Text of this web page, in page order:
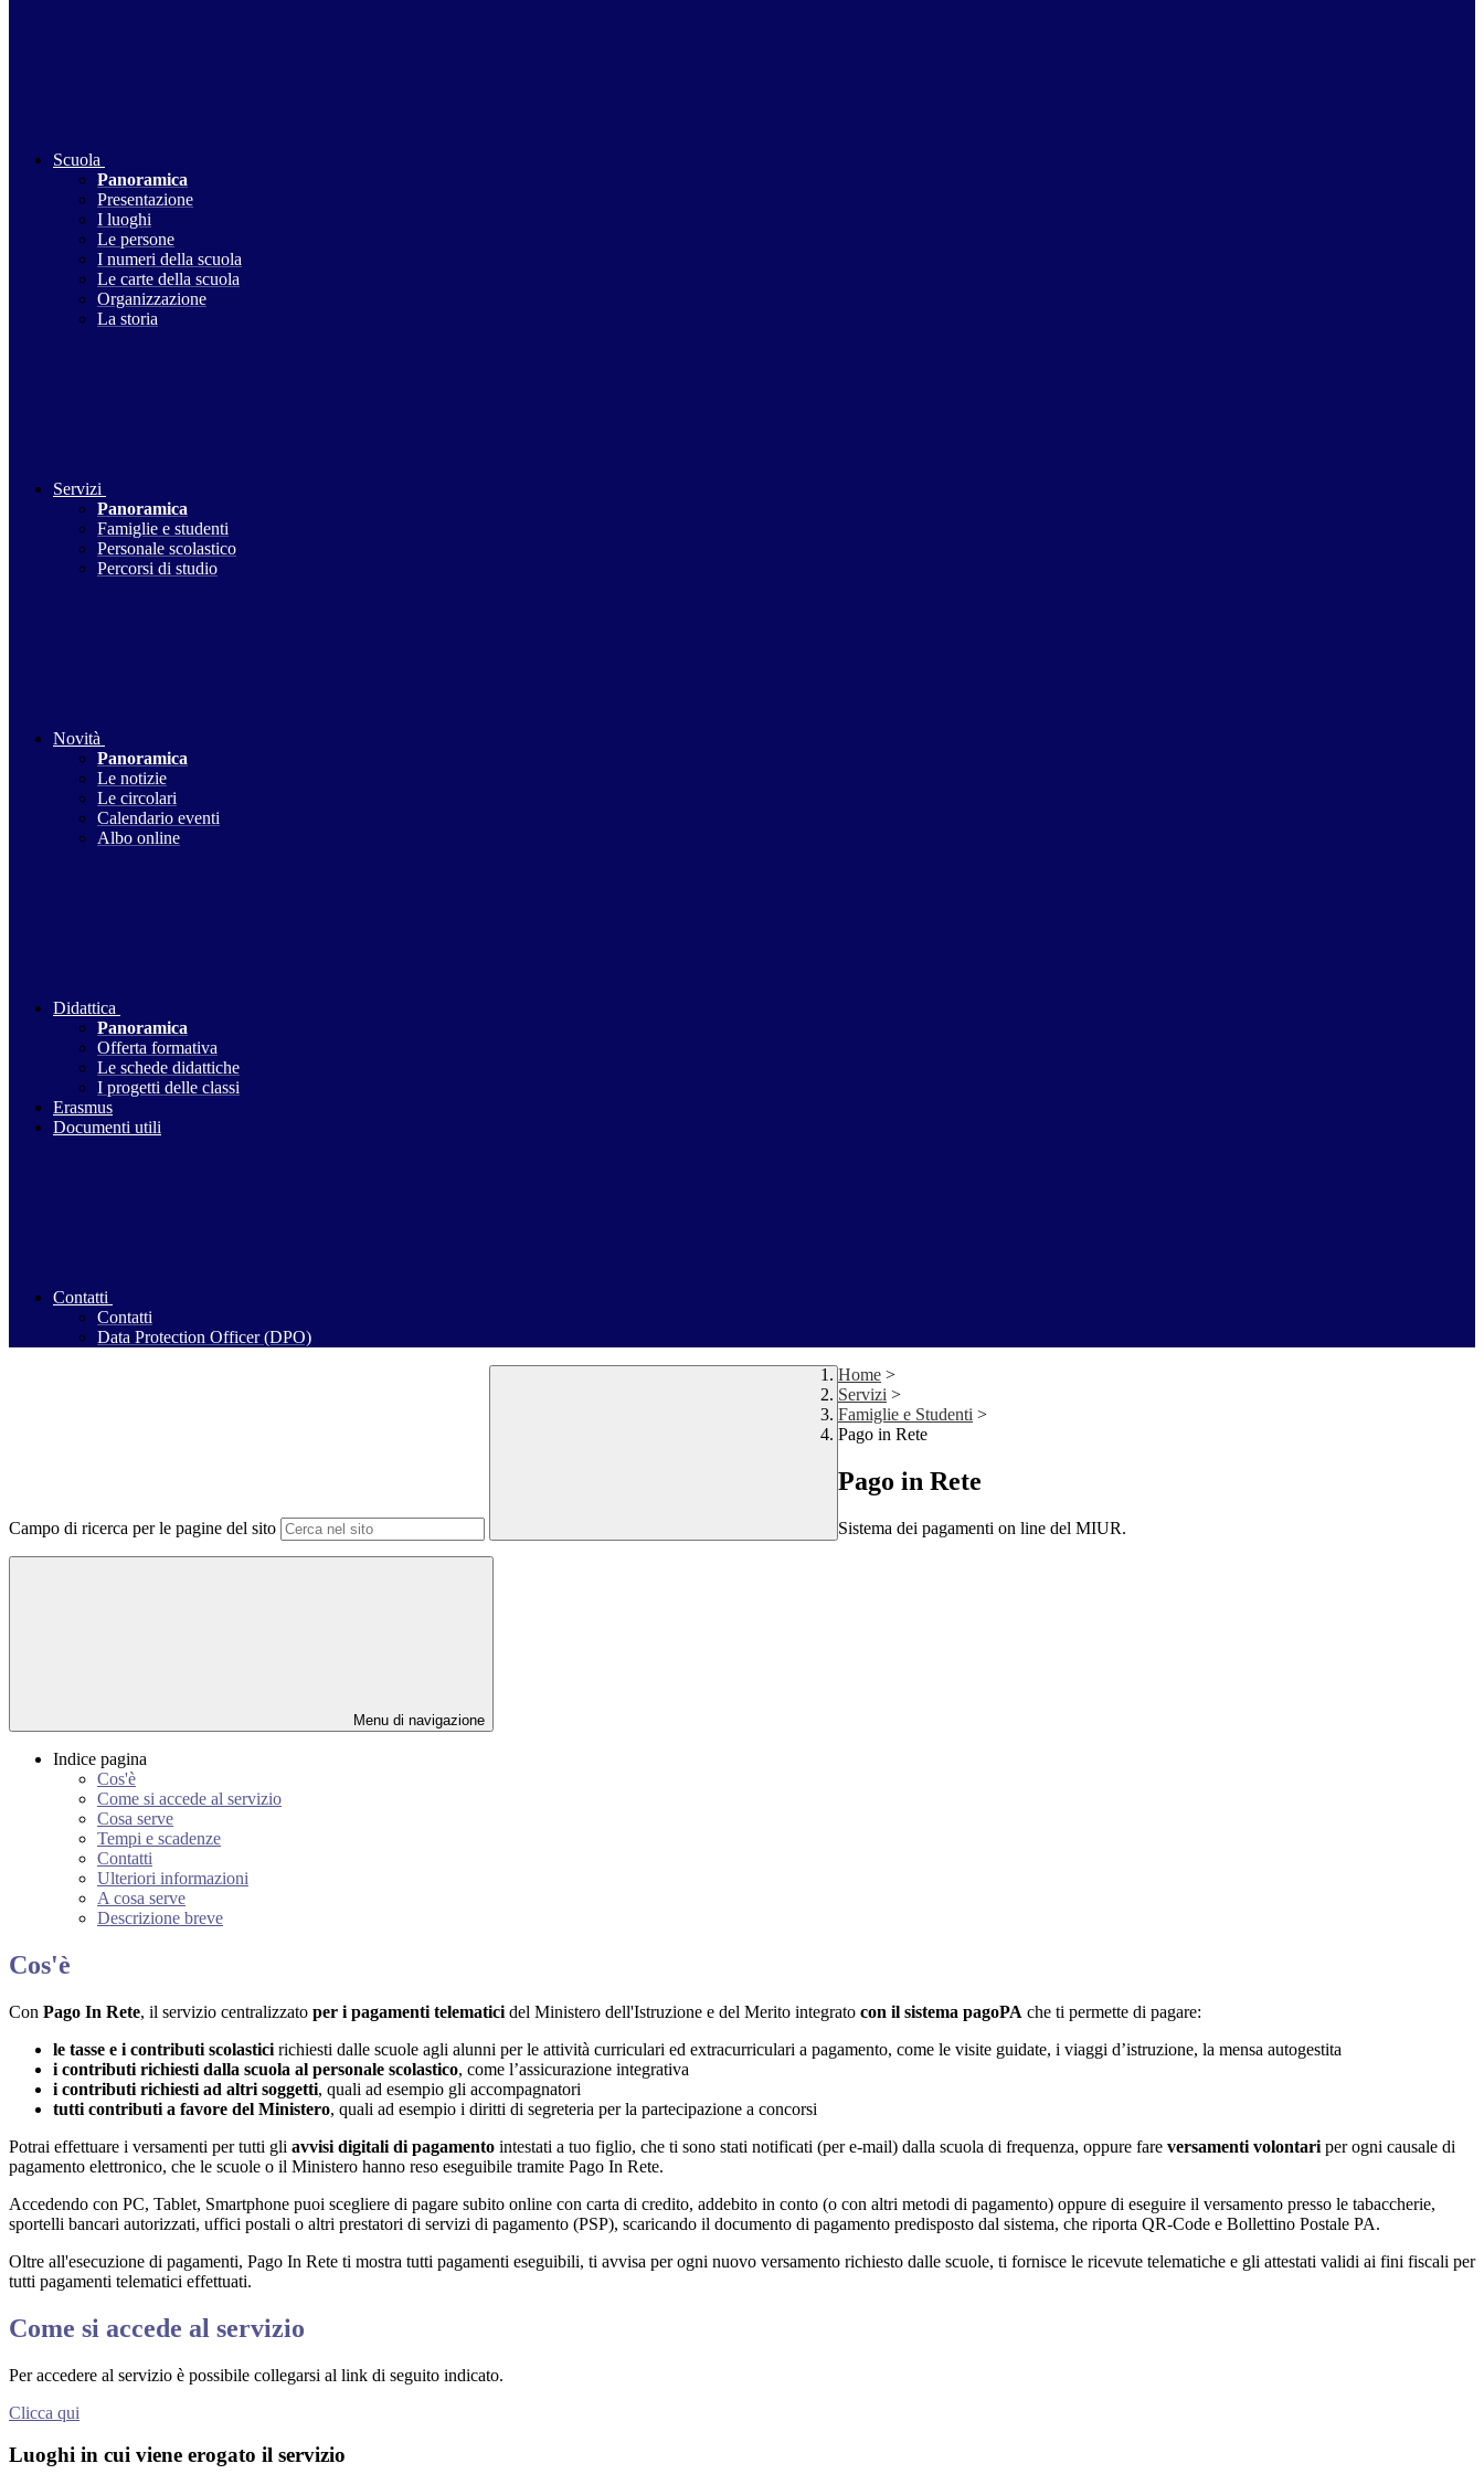
Scuola
Panoramica
Presentazione
I luoghi
Le persone
I numeri della scuola
Le carte della scuola
Organizzazione
La storia
Servizi
Panoramica
Famiglie e studenti
Personale scolastico
Percorsi di studio
Novità
Panoramica
Le notizie
Le circolari
Calendario eventi
Albo online
Didattica
Panoramica
Offerta formativa
Le schede didattiche
I progetti delle classi
Erasmus
Documenti utili
Contatti
Contatti
Data Protection Officer (DPO)
Campo di ricerca per le pagine del sito
Home >
Servizi >
Famiglie e Studenti >
Pago in Rete
Pago in Rete
Sistema dei pagamenti on line del MIUR.
Menu di navigazione
Indice pagina
Cos'è
Come si accede al servizio
Cosa serve
Tempi e scadenze
Contatti
Ulteriori informazioni
A cosa serve
Descrizione breve
Cos'è
Con Pago In Rete, il servizio centralizzato per i pagamenti telematici del Ministero dell'Istruzione e del Merito integrato con il sistema pagoPA che ti permette di pagare:
le tasse e i contributi scolastici richiesti dalle scuole agli alunni per le attività curriculari ed extracurriculari a pagamento, come le visite guidate, i viaggi d’istruzione, la mensa autogestita
i contributi richiesti dalla scuola al personale scolastico, come l’assicurazione integrativa
i contributi richiesti ad altri soggetti, quali ad esempio gli accompagnatori
tutti contributi a favore del Ministero, quali ad esempio i diritti di segreteria per la partecipazione a concorsi
Potrai effettuare i versamenti per tutti gli avvisi digitali di pagamento intestati a tuo figlio, che ti sono stati notificati (per e-mail) dalla scuola di frequenza, oppure fare versamenti volontari per ogni causale di
pagamento elettronico, che le scuole o il Ministero hanno reso eseguibile tramite Pago In Rete.
Accedendo con PC, Tablet, Smartphone puoi scegliere di pagare subito online con carta di credito, addebito in conto (o con altri metodi di pagamento) oppure di eseguire il versamento presso le tabaccherie,
sportelli bancari autorizzati, uffici postali o altri prestatori di servizi di pagamento (PSP), scaricando il documento di pagamento predisposto dal sistema, che riporta QR-Code e Bollettino Postale PA.
Oltre all'esecuzione di pagamenti, Pago In Rete ti mostra tutti pagamenti eseguibili, ti avvisa per ogni nuovo versamento richiesto dalle scuole, ti fornisce le ricevute telematiche e gli attestati validi ai fini fiscali per
tutti pagamenti telematici effettuati.
Come si accede al servizio
Per accedere al servizio è possibile collegarsi al link di seguito indicato.
Clicca qui
Luoghi in cui viene erogato il servizio